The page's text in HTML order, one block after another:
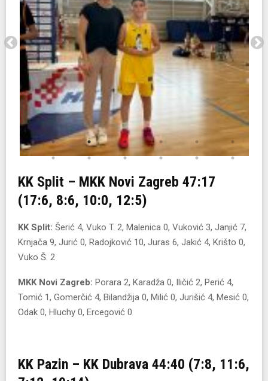
KK Split – MKK Novi Zagreb 47:17
(17:6, 8:6, 10:0, 12:5)
KK Split: Šerić 4, Vuko T. 2, Malenica 0, Vuković 3, Janjić 7,
Krnjača 9, Jurić 0, Radojković 10, Juras 6, Jakić 4, Krišto 0,
Vuko Š. 2
MKK Novi Zagreb: Porara 2, Karadža 0, Iličić 2, Perić 4,
Tomić 1, Gomerčić 4, Bilandžija 0, Milić 0, Jurišić 4, Mesić 0,
Odak 0, Hluchy 0, Ercegović 0
KK Pazin – KK Dubrava 44:40 (7:8, 11:6,